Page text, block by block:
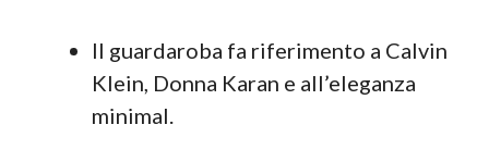
Il guardaroba fa riferimento a Calvin
Klein, Donna Karan e all’eleganza
minimal.